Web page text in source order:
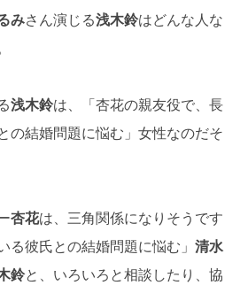
みさん演じる浅木鈴はどんな人な
浅木鈴は、「杏花の親友役で、長
の結婚問題に悩む」女性なのだそ
杏花は、三角関係になりそうです
る彼氏との結婚問題に悩む」 清水
鈴と、いろいろと相談したり、協